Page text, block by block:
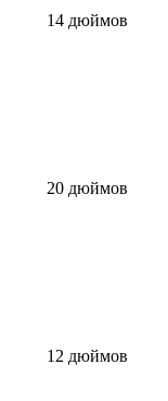
14 дюймов
20 дюймов
12 дюймов